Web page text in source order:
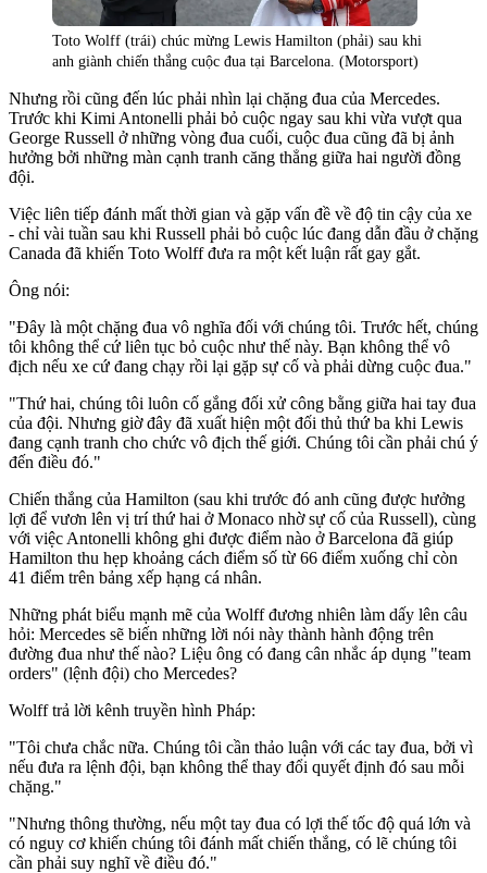
Toto Wolff (trái) chúc mừng Lewis Hamilton (phải) sau khi
anh giành chiến thắng cuộc đua tại Barcelona. (Motorsport)
Nhưng rồi cũng đến lúc phải nhìn lại chặng đua của Mercedes.
Trước khi Kimi Antonelli phải bỏ cuộc ngay sau khi vừa vượt qua
George Russell ở những vòng đua cuối, cuộc đua cũng đã bị ảnh
hưởng bởi những màn cạnh tranh căng thẳng giữa hai người đồng
đội.
Việc liên tiếp đánh mất thời gian và gặp vấn đề về độ tin cậy của xe
- chỉ vài tuần sau khi Russell phải bỏ cuộc lúc đang dẫn đầu ở chặng
Canada đã khiến Toto Wolff đưa ra một kết luận rất gay gắt.
Ông nói:
"Đây là một chặng đua vô nghĩa đối với chúng tôi. Trước hết, chúng
tôi không thể cứ liên tục bỏ cuộc như thế này. Bạn không thể vô
địch nếu xe cứ đang chạy rồi lại gặp sự cố và phải dừng cuộc đua."
"Thứ hai, chúng tôi luôn cố gắng đối xử công bằng giữa hai tay đua
của đội. Nhưng giờ đây đã xuất hiện một đối thủ thứ ba khi Lewis
đang cạnh tranh cho chức vô địch thế giới. Chúng tôi cần phải chú ý
đến điều đó."
Chiến thắng của Hamilton (sau khi trước đó anh cũng được hưởng
lợi để vươn lên vị trí thứ hai ở Monaco nhờ sự cố của Russell), cùng
với việc Antonelli không ghi được điểm nào ở Barcelona đã giúp
Hamilton thu hẹp khoảng cách điểm số từ 66 điểm xuống chỉ còn
41 điểm trên bảng xếp hạng cá nhân.
Những phát biểu mạnh mẽ của Wolff đương nhiên làm dấy lên câu
hỏi: Mercedes sẽ biến những lời nói này thành hành động trên
đường đua như thế nào? Liệu ông có đang cân nhắc áp dụng "team
orders" (lệnh đội) cho Mercedes?
Wolff trả lời kênh truyền hình Pháp:
"Tôi chưa chắc nữa. Chúng tôi cần thảo luận với các tay đua, bởi vì
nếu đưa ra lệnh đội, bạn không thể thay đổi quyết định đó sau mỗi
chặng."
"Nhưng thông thường, nếu một tay đua có lợi thế tốc độ quá lớn và
có nguy cơ khiến chúng tôi đánh mất chiến thắng, có lẽ chúng tôi
cần phải suy nghĩ về điều đó."